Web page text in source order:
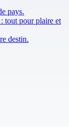
pays.
tout pour plaire et
destin.